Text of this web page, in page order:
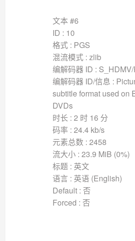
文本 #6
ID : 10
格式 : PGS
混流模式 : zlib
编解码器 ID :
编解码器 ID/信息 :
subtitle format used on
DVDs
时长 : 2 时 16 分
码率 : 24.4 kb/s
元素总数 : 2458
流大小 : 23.9 MiB (0%)
标题 : 英文
语言 : 英语 (English)
Default : 否
Forced : 否